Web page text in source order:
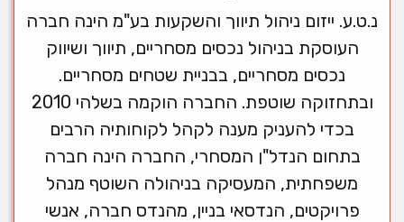
נ.ט.ע. ייזום ניהול תיווך והשקעות בע"מ הינה חברה
העוסקת בניהול נכסים מסחריים, תיווך ושיווק
נכסים מסחריים, בבניית שטחים מסחריים.
ובתחזוקה שוטפת. החברה הוקמה בשלהי 2010
בכדי להעניק מענה לקהל לקוחותיה הרבים
בתחום הנדל"ן המסחרי, החברה הינה חברה
משפחתית, המעסיקה בניהולה השוטף מנהל
פרויקטים, הנדסאי בניין, מהנדס חברה, אנשי